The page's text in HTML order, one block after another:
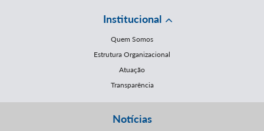
Institucional
Quem Somos
Estrutura Organizacional
Atuação
Transparência
Notícias